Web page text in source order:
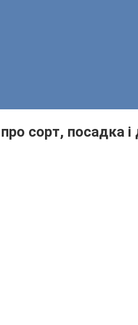
сорт, посадка